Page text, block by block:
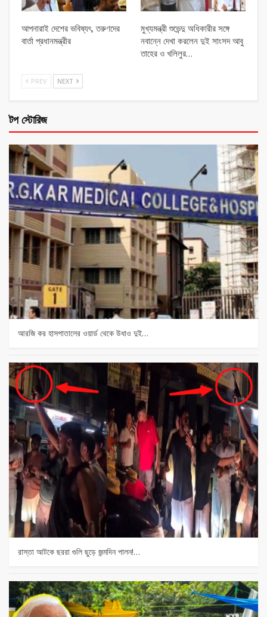
আপনারাই দেশের ভবিষ্যৎ, তরুণদের
বার্তা প্রধানমন্ত্রীর
মুখ্যমন্ত্রী শুভেন্দু অধিকারীর সঙ্গে
নবান্নে দেখা করলেন দুই সাংসদ আবু
তাহের ও খলিলুর…
PREV NEXT
টপ স্টোরিজ
আরজি কর হাসপাতালের ওয়ার্ড থেকে উধাও দুই…
রাস্তা আটকে ছররা গুলি ছুড়ে জন্মদিন পালন!…